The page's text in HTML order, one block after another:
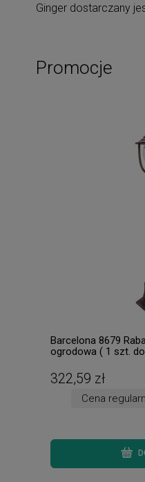
Ginger dostarczany
Promocje
Barcelona 8679
ogrodowa ( 1 szt.
322,59 zł
Cena